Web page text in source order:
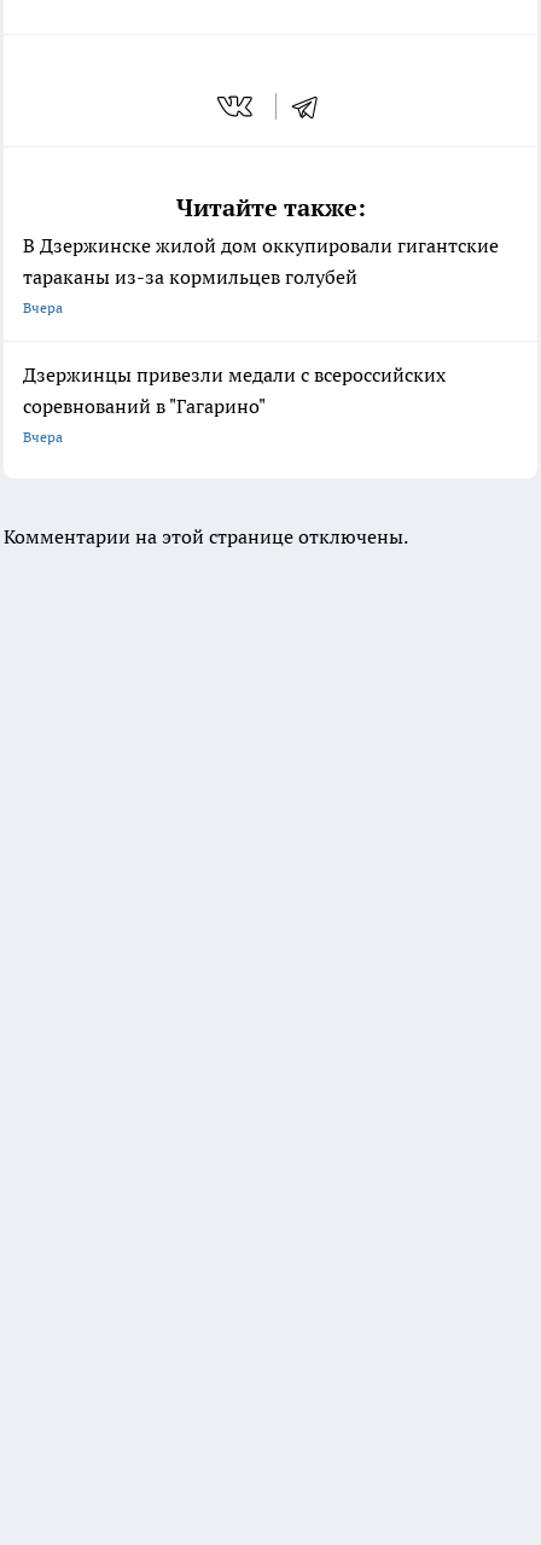
Читайте также:
В Дзержинске жилой дом оккупировали гигантские
тараканы из-за кормильцев голубей
Вчера
Дзержинцы привезли медали с всероссийских
соревнований в "Гагарино"
Вчера
Комментарии на этой странице отключены.